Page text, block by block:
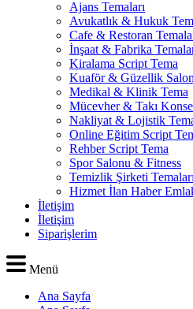
Ajans Temaları
Avukatlık & Hukuk
Cafe & Restoran
İnşaat & Fabrika
Kiralama Script Tema
Kuaför & Güzellik
Medikal & Klinik Tema
Mücevher & Takı
Nakliyat & Lojistik
Online Eğitim Script
Rehber Script Tema
Spor Salonu & Fitness
Temizlik Şirketi Temaları
Hizmet İlan Haber
İletişim
İletişim
Siparişlerim
Menü
Ana Sayfa